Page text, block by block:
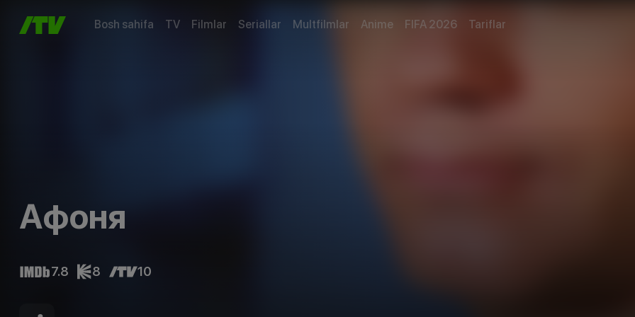
Bosh sahifa TV Filmlar Seriallar Multfilmlar Anime FIFA 2026 Tariflar
Афоня
7.8 8 10